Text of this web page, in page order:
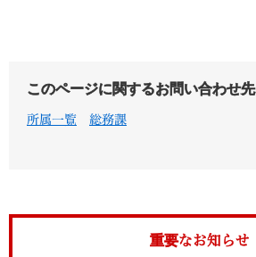
このページに関するお問い合わせ先
所属一覧 総務課
重要なお知らせ